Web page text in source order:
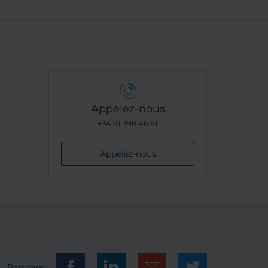
Appelez-nous
+34 91 398 46 61
Appelez-nous